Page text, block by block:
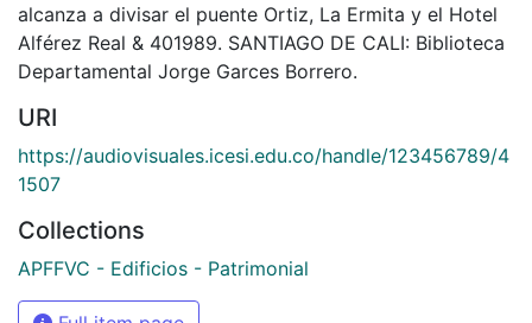
alcanza a divisar el puente Ortiz, La Ermita y el Hotel
Alférez Real & 401989. SANTIAGO DE CALI: Biblioteca
Departamental Jorge Garces Borrero.
URI
https://audiovisuales.icesi.edu.co/handle/123456789/4
1507
Collections
APFFVC - Edificios - Patrimonial